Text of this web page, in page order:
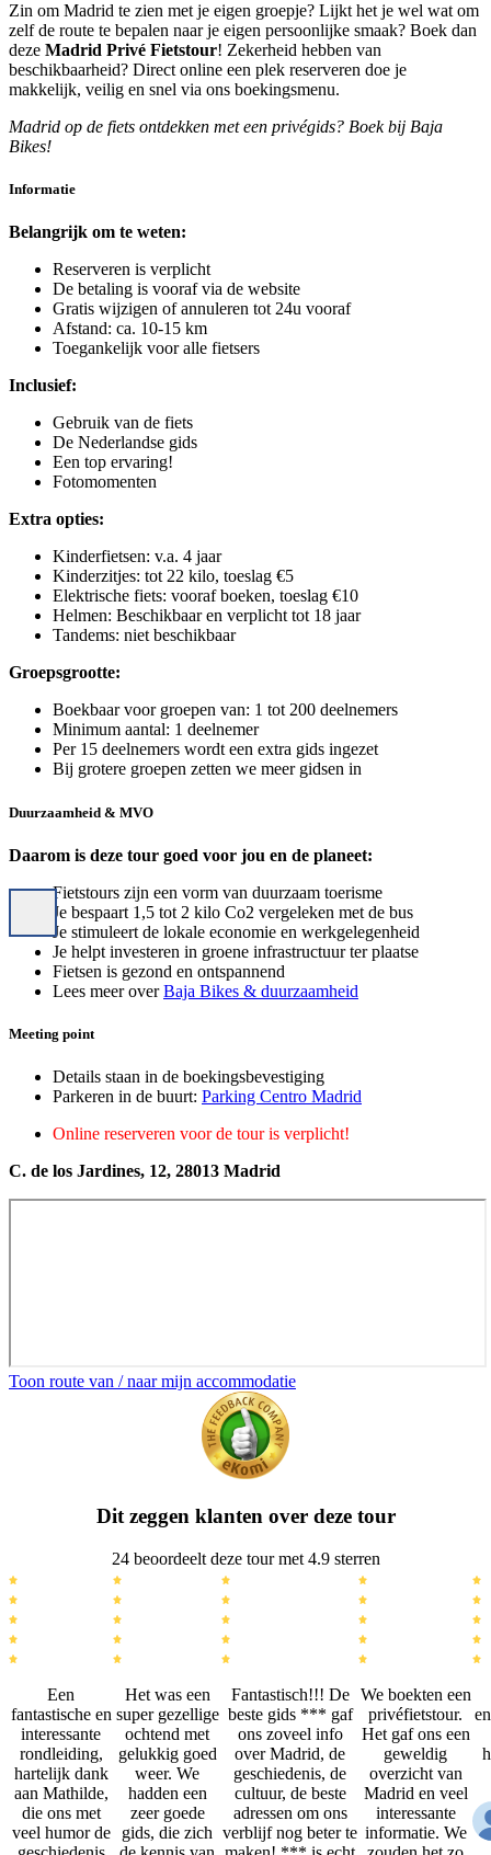
Zin om Madrid te zien met je eigen groepje? Lijkt het je wel wat om
zelf de route te bepalen naar je eigen persoonlijke smaak? Boek dan
deze Madrid Privé Fietstour! Zekerheid hebben van
beschikbaarheid? Direct online een plek reserveren doe je
makkelijk, veilig en snel via ons boekingsmenu.
Madrid op de fiets ontdekken met een privégids? Boek bij Baja
Bikes!
Informatie
Belangrijk om te weten:
Reserveren is verplicht
De betaling is vooraf via de website
Gratis wijzigen of annuleren tot 24u vooraf
Afstand: ca. 10-15 km
Toegankelijk voor alle fietsers
Inclusief:
Gebruik van de fiets
De Nederlandse gids
Een top ervaring!
Fotomomenten
Extra opties:
Kinderfietsen: v.a. 4 jaar
Kinderzitjes: tot 22 kilo, toeslag €5
Elektrische fiets: vooraf boeken, toeslag €10
Helmen: Beschikbaar en verplicht tot 18 jaar
Tandems: niet beschikbaar
Groepsgrootte:
Boekbaar voor groepen van: 1 tot 200 deelnemers
Minimum aantal: 1 deelnemer
Per 15 deelnemers wordt een extra gids ingezet
Bij grotere groepen zetten we meer gidsen in
Duurzaamheid & MVO
Daarom is deze tour goed voor jou en de planeet:
Fietstours zijn een vorm van duurzaam toerisme
Je bespaart 1,5 tot 2 kilo Co2 vergeleken met de bus
Je stimuleert de lokale economie en werkgelegenheid
Je helpt investeren in groene infrastructuur ter plaatse
Fietsen is gezond en ontspannend
Lees meer overBaja Bikes & duurzaamheid
Meeting point
Details staan in de boekingsbevestiging
Parkeren in de buurt: Parking Centro Madrid
Online reserveren voor de tour is verplicht!
C. de los Jardines, 12, 28013 Madrid
Toon route van / naar mijn accommodatie
Dit zeggen klanten over deze tour
24 beoordeelt deze tour met 4.9 sterren
Een
fantastische en
interessante
rondleiding,
hartelijk dank
aan Mathilde,
die ons met
veel humor de
Het was een
super gezellige
ochtend met
gelukkig goed
weer. We
hadden een
zeer goede
gids, die zich
Fantastisch!!! De
beste gids *** gaf
ons zoveel info
over Madrid, de
geschiedenis, de
cultuur, de beste
adressen om ons
verblijf nog beter te
We boekten een
privéfietstour.
Het gaf ons een
geweldig
overzicht van
Madrid en veel
interessante
informatie. We